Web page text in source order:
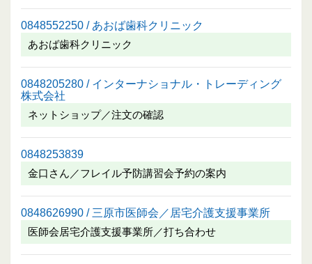
0848552250 / あおば歯科クリニック
あおば歯科クリニック
0848205280 / インターナショナル・トレーディング
株式会社
ネットショップ／注文の確認
0848253839
金口さん／フレイル予防講習会予約の案内
0848626990 / 三原市医師会／居宅介護支援事業所
医師会居宅介護支援事業所／打ち合わせ